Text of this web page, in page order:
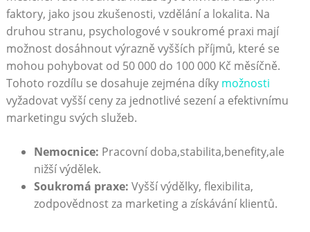
faktory, jako jsou zkušenosti, vzdělání a lokalita. Na
druhou stranu, psychologové v soukromé praxi mají
možnost dosáhnout výrazně vyšších příjmů, které se
mohou pohybovat od 50 000 do 100 000 Kč měsíčně.
Tohoto rozdílu se dosahuje zejména díky možnosti
vyžadovat vyšší ceny za jednotlivé sezení a efektivnímu
marketingu svých služeb.
Nemocnice: Pracovní doba,stabilita,benefity,ale
nižší výdělek.
Soukromá praxe: Vyšší výdělky, flexibilita,
zodpovědnost za marketing a získávání klientů.